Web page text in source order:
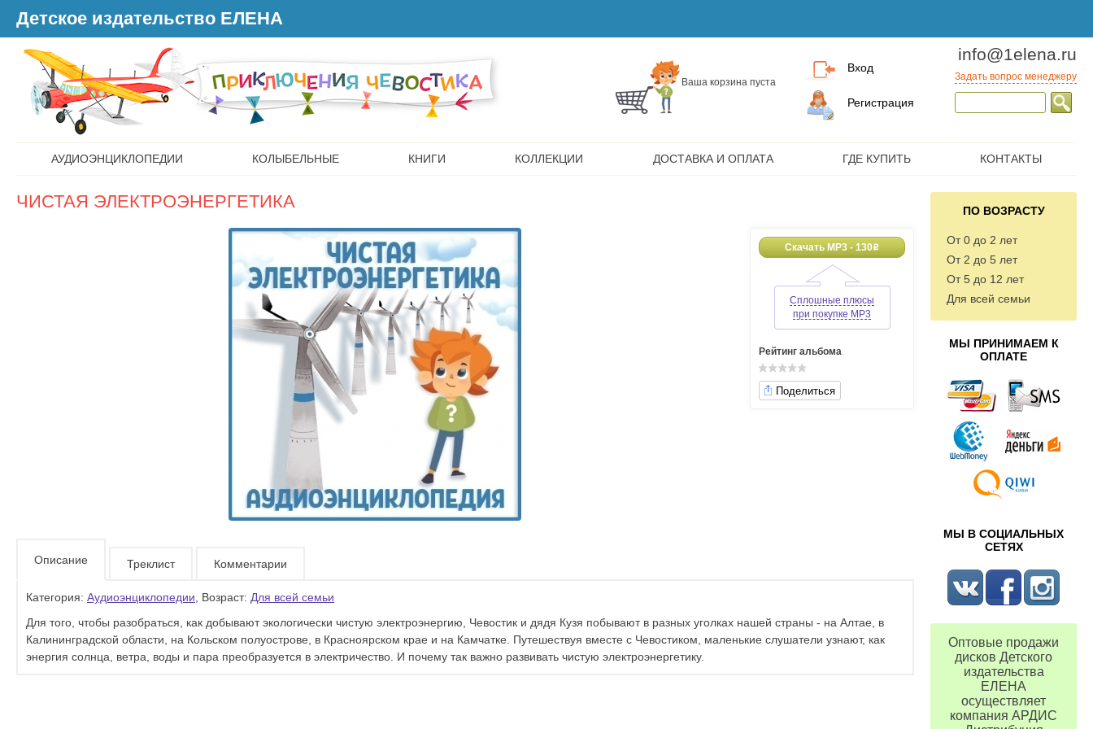
Детское издательство ЕЛЕНА
info@1elena.ru
Задать вопрос менеджеру
Вход
Регистрация
Ваша корзина пуста
АУДИОЭНЦИКЛОПЕДИИ КОЛЫБЕЛЬНЫЕ КНИГИ КОЛЛЕКЦИИ ДОСТАВКА И ОПЛАТА ГДЕ КУПИТЬ КОНТАКТЫ
ПО ВОЗРАСТУ
От 0 до 2 лет
От 2 до 5 лет
От 5 до 12 лет
Для всей семьи
МЫ ПРИНИМАЕМ К
ОПЛАТЕ
МЫ В СОЦИАЛЬНЫХ
СЕТЯХ
Оптовые продажи
дисков Детского
издательства
ЕЛЕНА
осуществляет
компания АРДИС
ЧИСТАЯ ЭЛЕКТРОЭНЕРГЕТИКА
Скачать MP3 - 130o
Сплошные плюсы
при покупке MP3
Рейтинг альбома
Поделиться
Описание Треклист Комментарии
Категория: Аудиоэнциклопедии , Возраст: Для всей семьи
Для того, чтобы разобраться, как добывают экологически чистую электроэнергию, Чевостик и дядя Кузя побывают в разных уголках нашей страны - на Алтае, в
Калининградской области, на Кольском полуострове, в Красноярском крае и на Камчатке. Путешествуя вместе с Чевостиком, маленькие слушатели узнают, как
энергия солнца, ветра, воды и пара преобразуется в электричество. И почему так важно развивать чистую электроэнергетику.